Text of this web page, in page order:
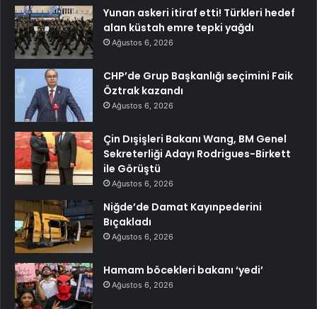
Yunan askeri itiraf etti! Türkleri hedef
alan küstah emre tepki yağdı
Ağustos 6, 2026
CHP’de Grup Başkanlığı seçimini Faik
Öztrak kazandı
Ağustos 6, 2026
Çin Dışişleri Bakanı Wang, BM Genel
Sekreterliği Adayı Rodrigues-Birkett
ile Görüştü
Ağustos 6, 2026
Niğde’de Damat Kayınpederini
Bıçakladı
Ağustos 6, 2026
Hamam böcekleri bakanı ‘yedi’
Ağustos 6, 2026